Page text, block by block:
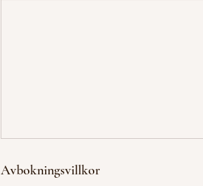
Avbokningsvillkor